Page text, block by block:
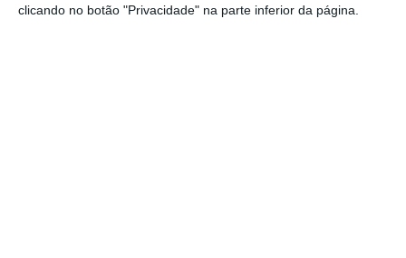
clicando no botão "Privacidade" na parte inferior da página.